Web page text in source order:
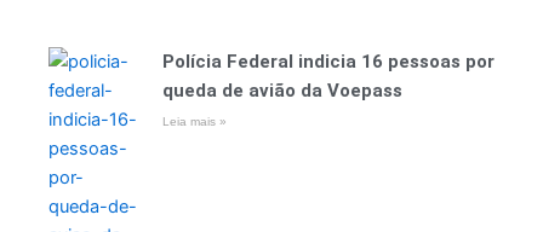
Polícia Federal indicia 16 pessoas por
queda de avião da Voepass
Leia mais »